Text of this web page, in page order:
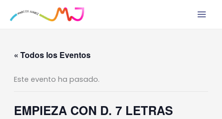
« Todos los Eventos
Este evento ha pasado.
EMPIEZA CON D. 7 LETRAS